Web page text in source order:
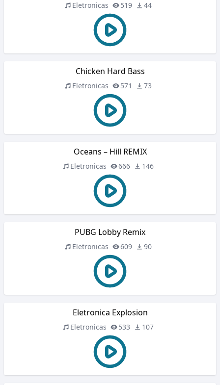
Eletronicas 519 44
Chicken Hard Bass
Eletronicas 571 73
Oceans – Hill REMIX
Eletronicas 666 146
PUBG Lobby Remix
Eletronicas 609 90
Eletronica Explosion
Eletronicas 533 107